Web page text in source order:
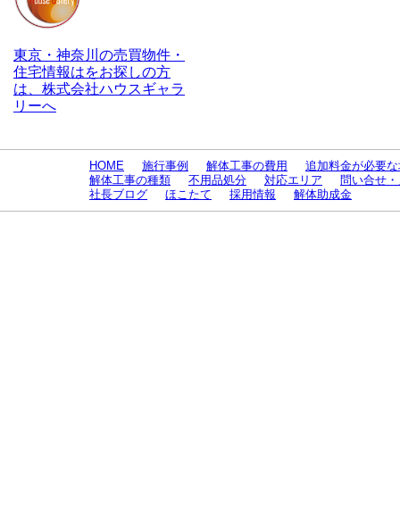
東京・神奈川の売買物件・
住宅情報はをお探しの方
は、株式会社ハウスギャラ
リーへ
HOME 施行事例 解体工事の費用
追加料金が必要
解体工事の種類
不用品処分 対応エリア
問い合せ
社長ブログ
ほこたて 採用情報 解体助成金